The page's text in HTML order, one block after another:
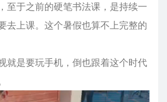
至于之前的硬笔书法课，是持续一
去上课。这个暑假也算不上完整的
就是要玩手机，倒也跟着这个时代